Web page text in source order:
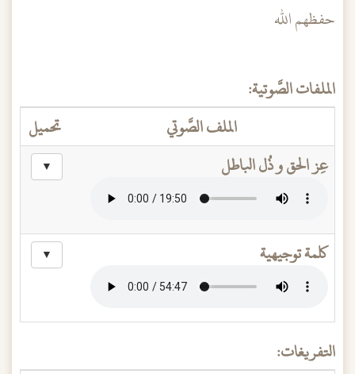
حفظهم الله
الملفات الصَّوتية:
الملف الصَّوتي
تحميل
عِز الحق و ذُل الباطل
▼
كلمة توجيهية ▼
التفريغات: